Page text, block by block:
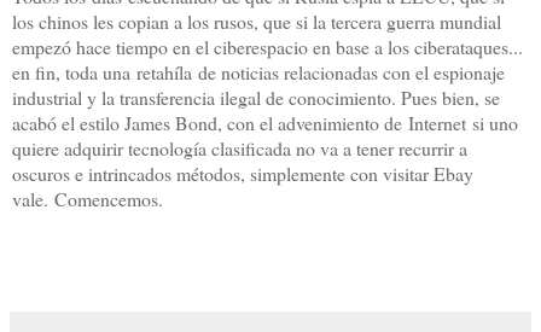
los chinos les copian a los rusos, que si la tercera guerra mundial
empezó hace tiempo en el ciberespacio en base a los ciberataques...
en fin, toda una retahíla de noticias relacionadas con el espionaje
industrial y la transferencia ilegal de conocimiento. Pues bien, se
acabó el estilo James Bond, con el advenimiento de Internet si uno
quiere adquirir tecnología clasificada no va a tener recurrir a
oscuros e intrincados métodos, simplemente con visitar Ebay
vale. Comencemos.